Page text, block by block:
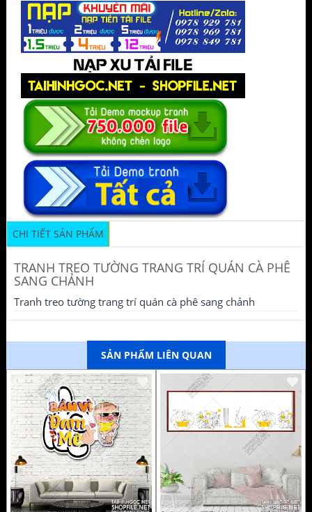
CHI TIẾT SẢN PHẨM
TRANH TREO TƯỜNG TRANG TRÍ QUÁN CÀ PHÊ
SANG CHẢNH
Tranh treo tường trang trí quán cà phê sang chảnh
SẢN PHẨM LIÊN QUAN